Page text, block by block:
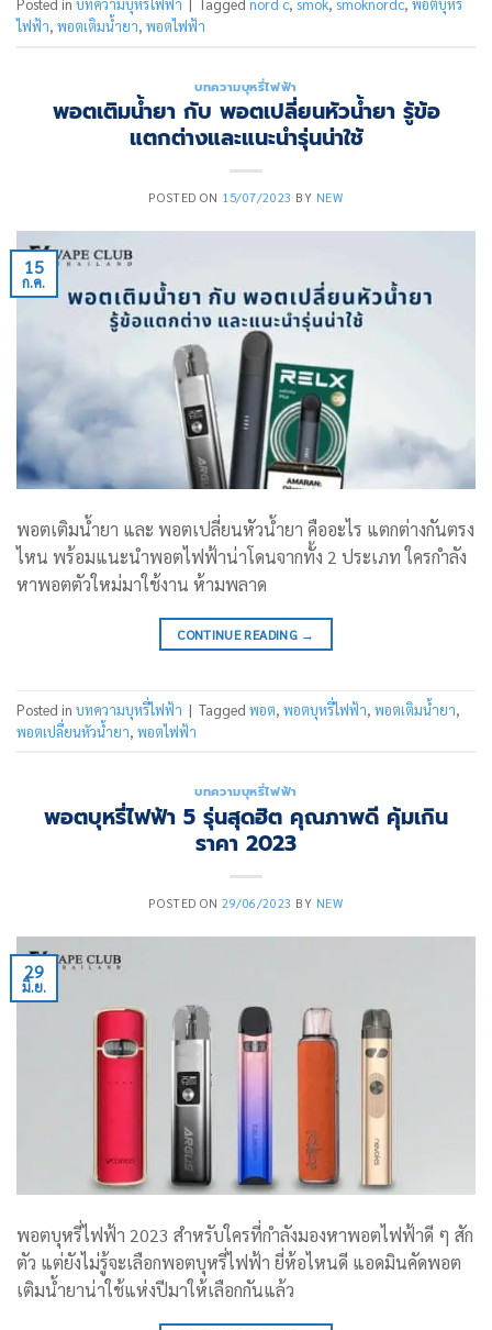
ไฟฟ้า, พอตเติมน้ำยา, พอตไฟฟ้า
บทความบุหรี่ไฟฟ้า
พอตเติมน้ำยา กับ พอตเปลี่ยนหัวน้ำยา รู้ข้อ
แตกต่างและแนะนำรุ่นน่าใช้
POSTED ON 15/07/2023 BY NEW
15
ก.ค.
พอตเติมน้ำยา และ พอตเปลี่ยนหัวน้ำยา คืออะไร แตกต่างกันตรง
ไหน พร้อมแนะนำพอตไฟฟ้าน่าโดนจากทั้ง 2 ประเภท ใครกำลัง
หาพอตตัวใหม่มาใช้งาน ห้ามพลาด
CONTINUE READING →
Posted in บทความบุหรี่ไฟฟ้า | Tagged พอต, พอตบุหรี่ไฟฟ้า, พอตเติมน้ำยา,
พอตเปลี่ยนหัวน้ำยา, พอตไฟฟ้า
บทความบุหรี่ไฟฟ้า
พอตบุหรี่ไฟฟ้า 5 รุ่นสุดฮิต คุณภาพดี คุ้มเกิน
ราคา 2023
POSTED ON29/06/2023 BY NEW
29
มิ.ย.
พอตบุหรี่ไฟฟ้า 2023 สำหรับใครที่กำลังมองหาพอตไฟฟ้าดี ๆ สัก
ตัว แต่ยังไม่รู้จะเลือกพอตบุหรี่ไฟฟ้า ยี่ห้อไหนดี แอดมินคัดพอต
เติมน้ำยาน่าใช้แห่งปีมาให้เลือกกันแล้ว